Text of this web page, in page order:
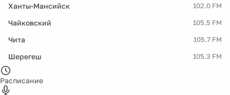
Ханты-Мансийск 102.0 FM
Чайковский 105.5 FM
Чита 105.7 FM
Шерегеш 105.3 FM
Расписание